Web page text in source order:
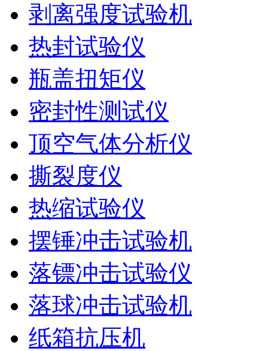
剥离强度试验机
热封试验仪
瓶盖扭矩仪
密封性测试仪
顶空气体分析仪
撕裂度仪
热缩试验仪
摆锤冲击试验机
落镖冲击试验仪
落球冲击试验机
纸箱抗压机